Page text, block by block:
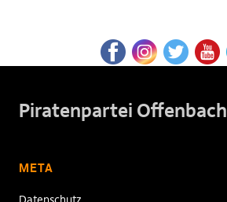
Piratenpartei Offenbach
META